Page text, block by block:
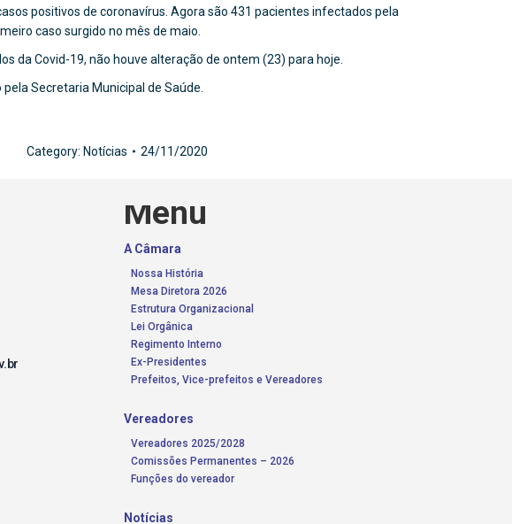
positivos de coronavírus. Agora são 431 pacientes infectados pela
caso surgido no mês de maio.
da Covid-19, não houve alteração de ontem (23) para hoje.
Secretaria Municipal de Saúde.
Category: Notícias 24/11/2020
Menu
A Câmara
Nossa História
Mesa Diretora 2026
Estrutura Organizacional
Lei Orgânica
Regimento Interno
Ex-Presidentes
Prefeitos, Vice-prefeitos e Vereadores
Vereadores
Vereadores 2025/2028
Comissões Permanentes – 2026
Funções do vereador
Notícias